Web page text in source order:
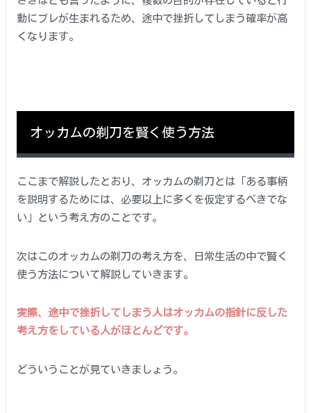
動にブレが生まれるため、途中で挫折してしまう確率が高
くなります。
オッカムの剃刀を賢く使う方法
ここまで解説したとおり、オッカムの剃刀とは「ある事柄
を説明するためには、必要以上に多くを仮定するべきでな
い」という考え方のことです。
次はこのオッカムの剃刀の考え方を、日常生活の中で賢く
使う方法について解説していきます。
実際、途中で挫折してしまう人はオッカムの指針に反した
考え方をしている人がほとんどです。
どういうことが見ていきましょう。